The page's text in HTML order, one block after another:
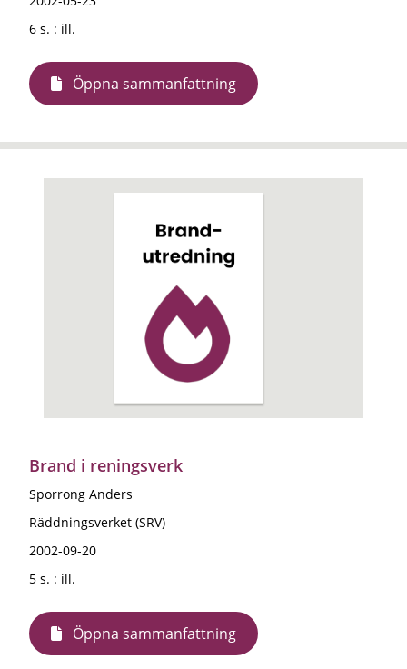
6 s. : ill.
Öppna sammanfattning
Brand i reningsverk
Sporrong Anders
Räddningsverket (SRV)
2002-09-20
5 s. : ill.
Öppna sammanfattning